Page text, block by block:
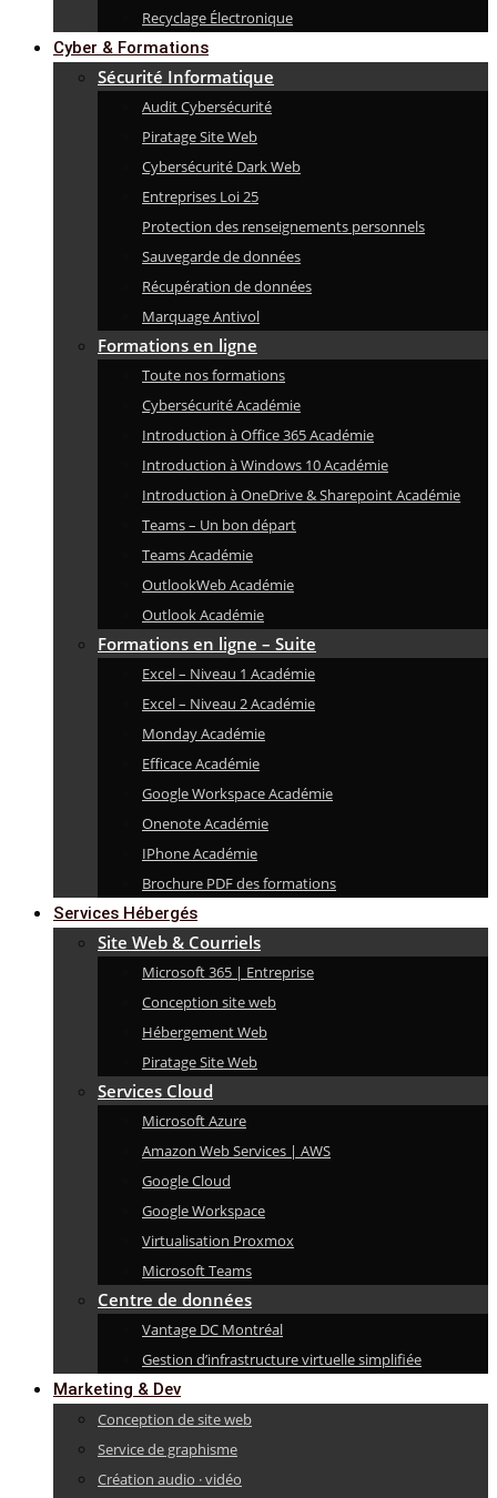
Recyclage Électronique
Cyber & Formations
Sécurité Informatique
Audit Cybersécurité
Piratage Site Web
Cybersécurité Dark Web
Entreprises Loi 25
Protection des renseignements personnels
Sauvegarde de données
Récupération de données
Marquage Antivol
Formations en ligne
Toute nos formations
Cybersécurité Académie
Introduction à Office 365 Académie
Introduction à Windows 10 Académie
Introduction à OneDrive & Sharepoint Académie
Teams – Un bon départ
Teams Académie
OutlookWeb Académie
Outlook Académie
Formations en ligne – Suite
Excel – Niveau 1 Académie
Excel – Niveau 2 Académie
Monday Académie
Efficace Académie
Google Workspace Académie
Onenote Académie
IPhone Académie
Brochure PDF des formations
Services Hébergés
Site Web & Courriels
Microsoft 365 | Entreprise
Conception site web
Hébergement Web
Piratage Site Web
Services Cloud
Microsoft Azure
Amazon Web Services | AWS
Google Cloud
Google Workspace
Virtualisation Proxmox
Microsoft Teams
Centre de données
Vantage DC Montréal
Gestion d’infrastructure virtuelle simplifiée
Marketing & Dev
Conception de site web
Service de graphisme
Création audio · vidéo